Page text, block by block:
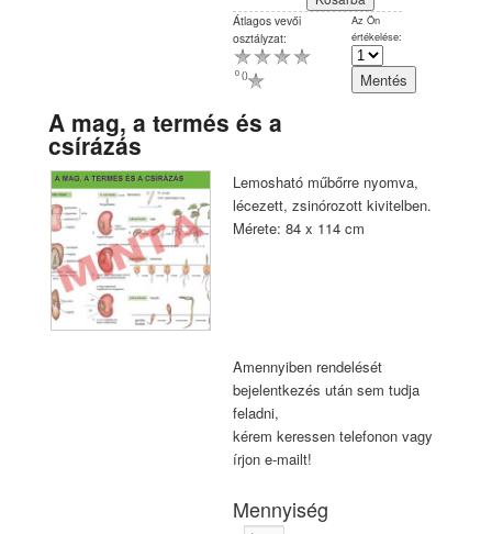
Átlagos vevői
osztályzat:
(
0 )
Az Ön
értékelése:
A mag, a termés és a
csírázás
Lemosható műbőrre nyomva,
lécezett, zsinórozott kivitelben.
Mérete: 84 x 114 cm
Amennyiben rendelését
bejelentkezés után sem tudja
feladni,
kérem keressen telefonon vagy
írjon e-mailt!
Mennyiség